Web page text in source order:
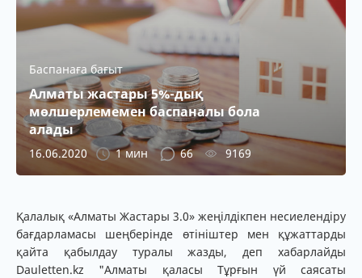
Баспанаға бағыт
Алматы жастары 5%-дық
мөлшерлемемен баспаналы бола
алады
16.06.2020 1 мин 66 9169
Қалалық «Алматы Жастары 3.0» жеңілдікпен несиелендіру
бағдарламасы шеңберінде өтініштер мен құжаттарды
қайта қабылдау туралы жазды, деп хабарлайды
Dauletten.kz "Алматы қаласы Тұрғын үй саясаты